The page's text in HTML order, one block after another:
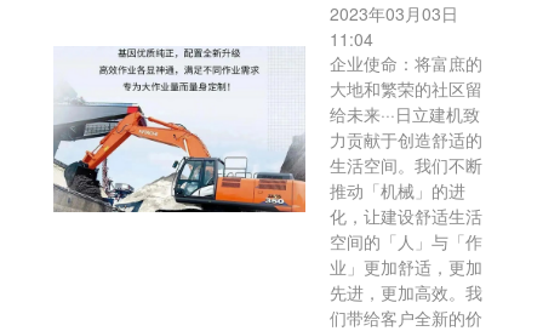
2023年03月03日
11:04
企业使命：将富庶的
大地和繁荣的社区留
给未来···日立建机致
力贡献于创造舒适的
生活空间。我们不断
推动「机械」的进
化，让建设舒适生活
空间的「人」与「作
业」更加舒适，更加
先进，更加高效。我
们带给客户全新的价